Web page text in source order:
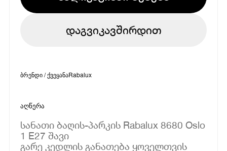
დაგვიკავშირდით
ბრენდი / ქვეყანაRabalux
აღწერა
სანათი ბაღის-პარკის Rabalux 8680 Oslo
1 E27 შავი
გარე კედლის განათება ყოველთვის